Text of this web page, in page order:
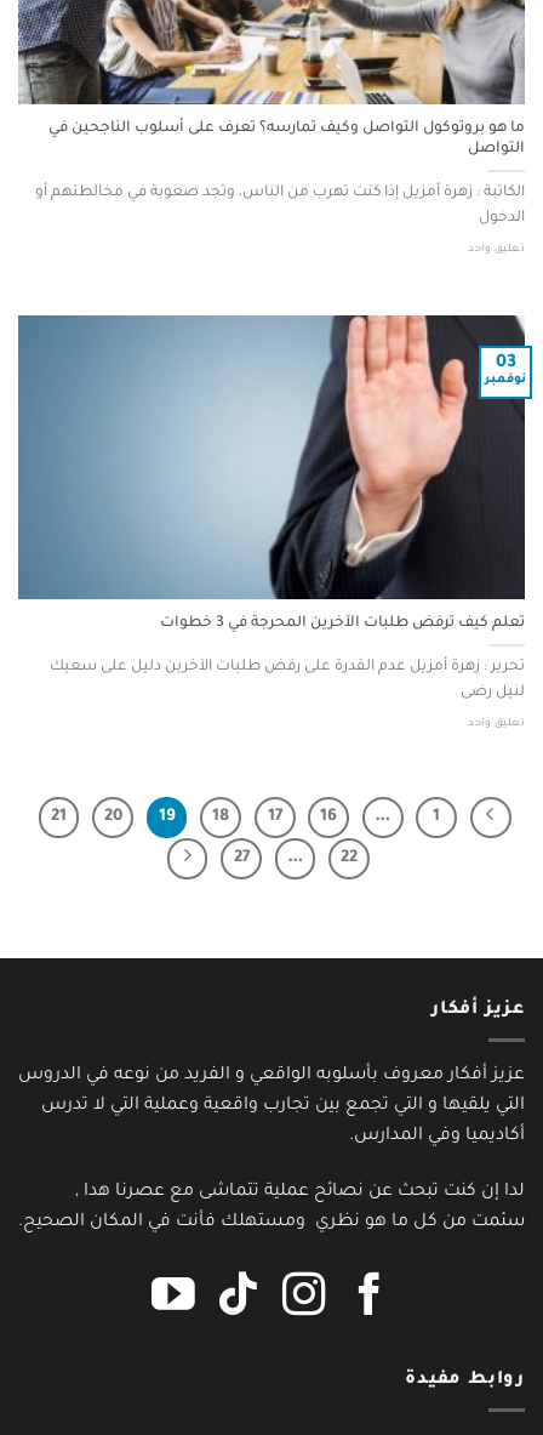
ما هو بروتوكول التواصل وكيف تمارسه؟ تعرف على أسلوب الناجحين في
التواصل
الكاتبة : زهرة أمزيل إذا كنت تهرب من الناس، وتجد صعوبة في مخالطتهم أو
الدخول
تعليق واحد
تعلم كيف ترفض طلبات الآخرين المحرجة في 3 خطوات
تحرير : زهرة أمزيل عدم القدرة على رفض طلبات الآخرين دليل على سعيك
لنيل رضى
تعليق واحد
03
نوفمبر
1
…
16
17
18
19
20
21
22
…
27
عزيز أفكار
عزيز أفكار معروف بأسلوبه الواقعي و الفريد من نوعه في الدروس
التي يلقيها و التي تجمع بين تجارب واقعية وعملية التي لا تدرس
أكاديميا وفي المدارس.
لدا إن كنت تبحث عن نصائح عملية تتماشى مع عصرنا هدا ,
سئمت من كل ما هو نظري ومستهلك فأنت في المكان الصحيح.
روابط مفيدة